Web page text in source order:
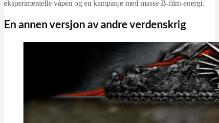
eksperimentelle våpen og en kampanje med masse B-film-energi.
En annen versjon av andre verdenskrig